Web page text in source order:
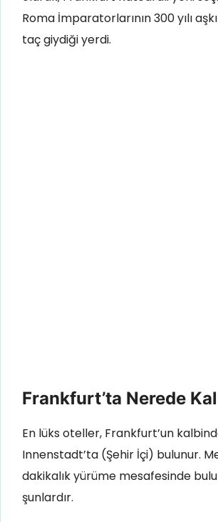
Roma İmparatorlarının 300 yılı
taç giydiği yerdi.
Frankfurt’ta Nerede
En lüks oteller, Frankfurt’un
Innenstadt’ta (Şehir İçi) bulunur.
dakikalık yürüme mesafesinde
şunlardır.